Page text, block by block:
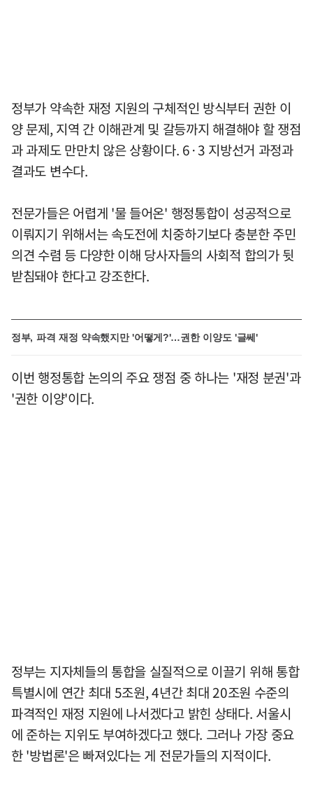
정부가 약속한 재정 지원의 구체적인 방식부터 권한 이
양 문제, 지역 간 이해관계 및 갈등까지 해결해야 할 쟁점
과 과제도 만만치 않은 상황이다. 6·3 지방선거 과정과
결과도 변수다.
전문가들은 어렵게 '물 들어온' 행정통합이 성공적으로
이뤄지기 위해서는 속도전에 치중하기보다 충분한 주민
의견 수렴 등 다양한 이해 당사자들의 사회적 합의가 뒷
받침돼야 한다고 강조한다.
정부, 파격 재정 약속했지만 '어떻게?'…권한 이양도 '글쎄'
이번 행정통합 논의의 주요 쟁점 중 하나는 '재정 분권'과
'권한 이양'이다.
정부는 지자체들의 통합을 실질적으로 이끌기 위해 통합
특별시에 연간 최대 5조원, 4년간 최대 20조원 수준의
파격적인 재정 지원에 나서겠다고 밝힌 상태다. 서울시
에 준하는 지위도 부여하겠다고 했다. 그러나 가장 중요
한 '방법론'은 빠져있다는 게 전문가들의 지적이다.